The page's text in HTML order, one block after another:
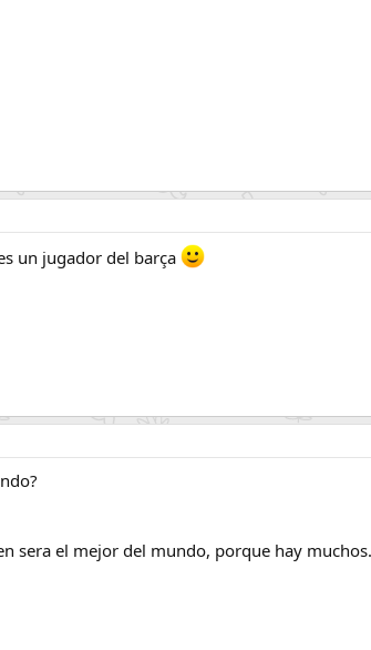
un jugador del barça
sera el mejor del mundo, porque hay